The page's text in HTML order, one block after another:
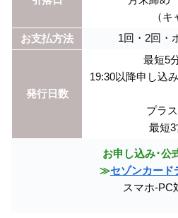
（キ
お支払方法
1回・2回・
発行日数
最短5
19:30以降申し込
プラ
最短
お申し込み･公
≫セゾンカード
スマホ-PC